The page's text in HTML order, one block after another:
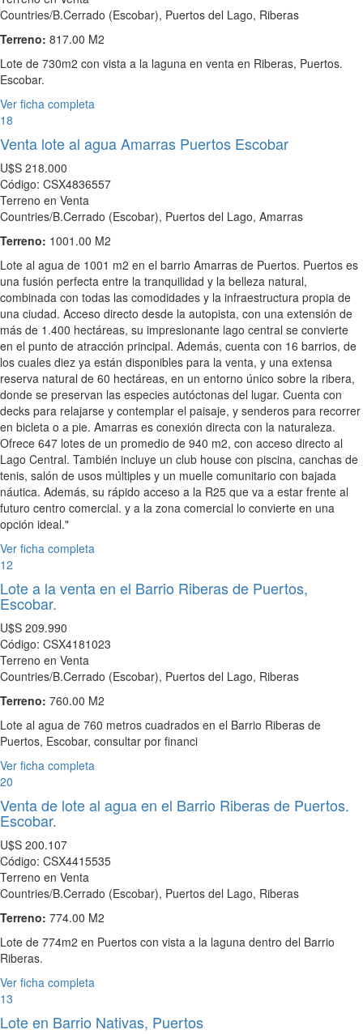
Countries/B.Cerrado (Escobar), Puertos del Lago, Riberas
Terreno: 817.00 M2
Lote de 730m2 con vista a la laguna en venta en Riberas, Puertos.
Escobar.
Ver ficha completa
18
Venta lote al agua Amarras Puertos Escobar
U$S 218.000
Código: CSX4836557
Terreno en Venta
Countries/B.Cerrado (Escobar), Puertos del Lago, Amarras
Terreno: 1001.00 M2
Lote al agua de 1001 m2 en el barrio Amarras de Puertos. Puertos es
una fusión perfecta entre la tranquilidad y la belleza natural,
combinada con todas las comodidades y la infraestructura propia de
una ciudad. Acceso directo desde la autopista, con una extensión de
más de 1.400 hectáreas, su impresionante lago central se convierte
en el punto de atracción principal. Además, cuenta con 16 barrios, de
los cuales diez ya están disponibles para la venta, y una extensa
reserva natural de 60 hectáreas, en un entorno único sobre la ribera,
donde se preservan las especies autóctonas del lugar. Cuenta con
decks para relajarse y contemplar el paisaje, y senderos para recorrer
en bicleta o a pie. Amarras es conexión directa con la naturaleza.
Ofrece 647 lotes de un promedio de 940 m2, con acceso directo al
Lago Central. También incluye un club house con piscina, canchas de
tenis, salón de usos múltiples y un muelle comunitario con bajada
náutica. Además, su rápido acceso a la R25 que va a estar frente al
futuro centro comercial. y a la zona comercial lo convierte en una
opción ideal."
Ver ficha completa
12
Lote a la venta en el Barrio Riberas de Puertos,
Escobar.
U$S 209.990
Código: CSX4181023
Terreno en Venta
Countries/B.Cerrado (Escobar), Puertos del Lago, Riberas
Terreno: 760.00 M2
Lote al agua de 760 metros cuadrados en el Barrio Riberas de
Puertos, Escobar, consultar por financi
Ver ficha completa
20
Venta de lote al agua en el Barrio Riberas de Puertos.
Escobar.
U$S 200.107
Código: CSX4415535
Terreno en Venta
Countries/B.Cerrado (Escobar), Puertos del Lago, Riberas
Terreno: 774.00 M2
Lote de 774m2 en Puertos con vista a la laguna dentro del Barrio
Riberas.
Ver ficha completa
13
Lote en Barrio Nativas, Puertos